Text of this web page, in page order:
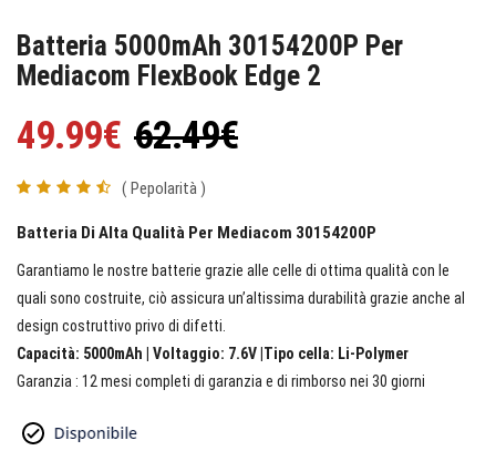
Batteria 5000mAh 30154200P Per
Mediacom FlexBook Edge 2
49.99€ 62.49€
( Pepolarità )
Batteria Di Alta Qualità Per Mediacom 30154200P
Garantiamo le nostre batterie grazie alle celle di ottima qualità con le
quali sono costruite, ciò assicura un’altissima durabilità grazie anche al
design costruttivo privo di difetti.
Capacità: 5000mAh | Voltaggio: 7.6V |Tipo cella: Li-Polymer
Garanzia : 12 mesi completi di garanzia e di rimborso nei 30 giorni